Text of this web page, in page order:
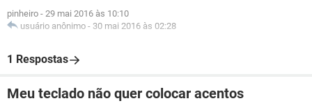
pinheiro - 29 mai 2016 às 10:10
usuário anônimo - 30 mai 2016 às 02:28
1 Respostas
Meu teclado não quer colocar acentos